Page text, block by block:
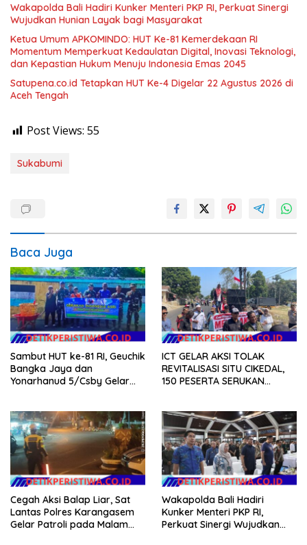
Wakapolda Bali Hadiri Kunker Menteri PKP RI, Perkuat Sinergi
Wujudkan Hunian Layak bagi Masyarakat
Ketua Umum APKOMINDO: HUT Ke-81 Kemerdekaan RI
Momentum Memperkuat Kedaulatan Digital, Inovasi Teknologi,
dan Kepastian Hukum Menuju Indonesia Emas 2045
Satupena.co.id Tetapkan HUT Ke-4 Digelar 22 Agustus 2026 di
Aceh Tengah
Post Views: 55
Sukabumi
Baca Juga
Sambut HUT ke-81 RI, Geuchik
Bangka Jaya dan
Yonarhanud 5/Csby Gelar
ICT GELAR AKSI TOLAK
REVITALISASI SITU CIKEDAL,
150 PESERTA SERUKAN
Cegah Aksi Balap Liar, Sat
Lantas Polres Karangasem
Gelar Patroli pada Malam
Wakapolda Bali Hadiri
Kunker Menteri PKP RI,
Perkuat Sinergi Wujudkan